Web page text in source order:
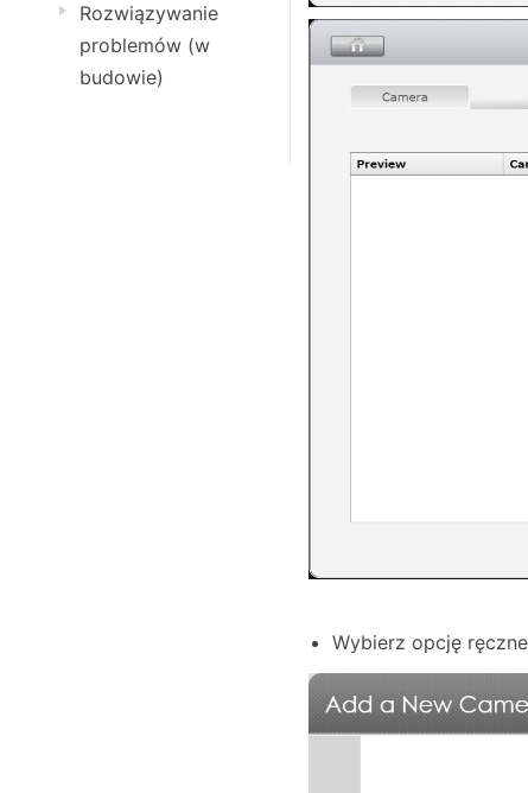
Rozwiązywanie
problemów (w
budowie)
Wybierz opcję